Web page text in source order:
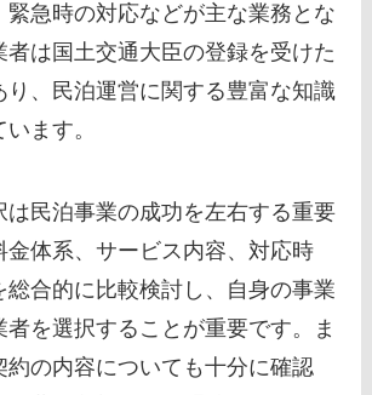
緊急時の対応などが主な業務とな
者は国土交通大臣の登録を受けた
り、民泊運営に関する豊富な知識
ます。
は民泊事業の成功を左右する重要
金体系、サービス内容、対応時
総合的に比較検討し、自身の事業
を選択することが重要です。ま
約の内容についても十分に確認